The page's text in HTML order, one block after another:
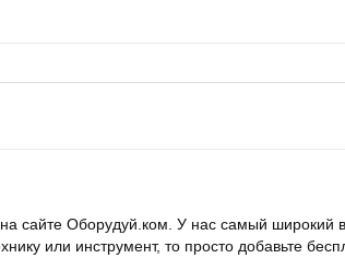
сайте Оборудуй.ком. У нас самый широкий
или инструмент, то просто добавьте